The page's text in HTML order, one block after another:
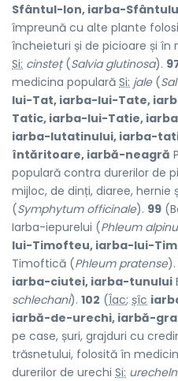
Sfântul-Ion, iarba-
împreună cu alte plante
încheieturi și de picioare și
Si: cinsteț(Salvia glutinosa).
medicina populară Si: jale(
lui-Tat, iarba-lui-Tate,
Tatic, iarba-lui-Tatie,
iarba-lutatinului, iarba-
întăritoare, iarbă-neagră
populară contra durerilor de
mijloc, de dinți, diaree, hernie
(Symphytum officinale). 99
Iarba-iepurelui (Phleum
lui-Timofteu, iarba-lui-
Timoftică (Phleum pratense).
iarba-ciutei, iarba-tunului
schlechani). 102 (Îac; șîc
iarbă-de-urechi, iarbă-
pe case, șuri, grajduri cu
trăsnetului, folosită în
durerilor de urechi Si: